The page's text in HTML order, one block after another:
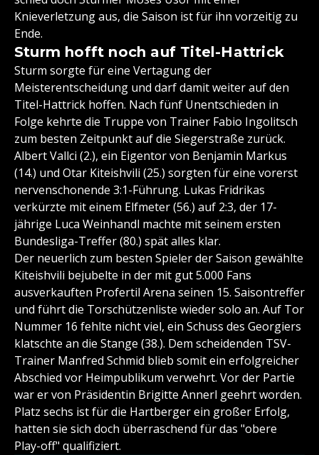
Knieverletzung aus, die Saison ist für ihn vorzeitig zu
Ende.
Sturm hofft noch auf Titel-Hattrick
Sturm sorgte für eine Vertagung der
Meisterentscheidung und darf damit weiter auf den
Titel-Hattrick hoffen. Nach fünf Unentschieden in
Folge kehrte die Truppe von Trainer Fabio Ingolitsch
zum besten Zeitpunkt auf die Siegerstraße zurück.
Albert Vallci (2.), ein Eigentor von Benjamin Markus
(14.) und Otar Kiteishvili (25.) sorgten für eine vorerst
nervenschonende 3:1-Führung. Lukas Fridrikas
verkürzte mit einem Elfmeter (56.) auf 2:3, der 17-
jährige Luca Weinhandl machte mit seinem ersten
Bundesliga-Treffer (80.) spät alles klar.
Der neuerlich zum besten Spieler der Saison gewählte
Kiteishvili bejubelte in der mit gut 5.000 Fans
ausverkauften Profertil Arena seinen 15. Saisontreffer
und führt die Torschützenliste wieder solo an. Auf Tor
Nummer 16 fehlte nicht viel, ein Schuss des Georgiers
klatschte an die Stange (38.). Dem scheidenden TSV-
Trainer Manfred Schmid blieb somit ein erfolgreicher
Abschied vor Heimpublikum verwehrt. Vor der Partie
war er von Präsidentin Brigitte Annerl geehrt worden.
Platz sechs ist für die Hartberger ein großer Erfolg,
hatten sie sich doch überraschend für das "obere
Play-off" qualifiziert.